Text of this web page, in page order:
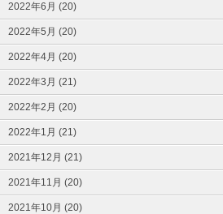
2022年6月 (20)
2022年5月 (20)
2022年4月 (20)
2022年3月 (21)
2022年2月 (20)
2022年1月 (21)
2021年12月 (21)
2021年11月 (20)
2021年10月 (20)